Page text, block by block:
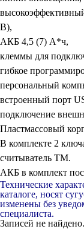
В),
АКБ 4,5 (7) А*ч,
клеммы для
гибкое
персональный
встроенный порт
подключение
Пластмассовый
В комплекте 2
считыватель ТМ.
АКБ в комплект
Технические
каталоге, носят
изменены без
специалиста.
Записей не найдено.